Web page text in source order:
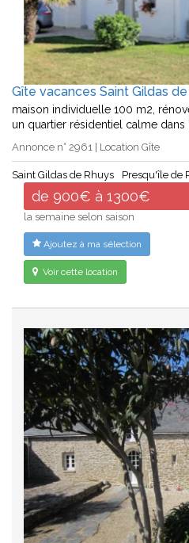
Gîte vacances Saint Gildas
maison individuelle 100 m2,
un quartier résidentiel calme dans
Annonce n° 2961 | Location Gîte
Saint Gildas de Rhuys Presqu'île de
de 900€ à 1300€
la semaine selon saison
Ajoutez à ma sélection
Voir cette location